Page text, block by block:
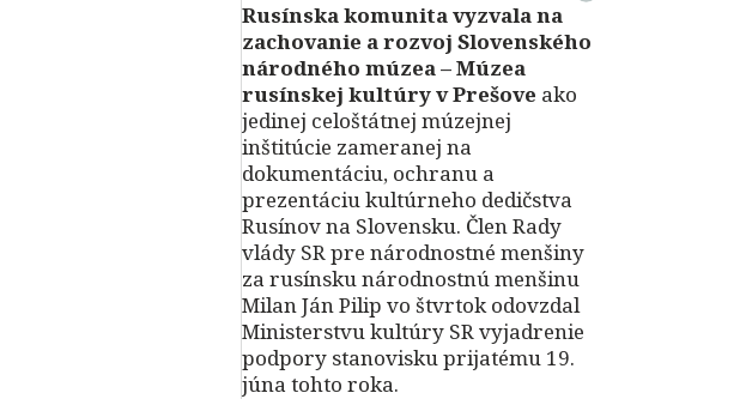
Rusínska komunita vyzvala na
zachovanie a rozvoj Slovenského
národného múzea – Múzea
rusínskej kultúry v Prešove ako
jedinej celoštátnej múzejnej
inštitúcie zameranej na
dokumentáciu, ochranu a
prezentáciu kultúrneho dedičstva
Rusínov na Slovensku. Člen Rady
vlády SR pre národnostné menšiny
za rusínsku národnostnú menšinu
Milan Ján Pilip vo štvrtok odovzdal
Ministerstvu kultúry SR vyjadrenie
podpory stanovisku prijatému 19.
júna tohto roka.